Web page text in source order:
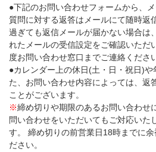
●下記のお問い合わせフォームから、
質問に対する返答はメールにて随時返
過ぎても返信メールが届かない場合は
れたメールの受信設定をご確認いただ
度お問い合わせ窓口までご連絡くださ
●カレンダー上の休日(土・日・祝日)や
た、お問い合わせ内容によっては、返
ことがございます。
※締め切りや期限のあるお問い合わせ
問い合わせをいただいてもご対応いた
す。 締め切りの前営業日18時までに
ださい。